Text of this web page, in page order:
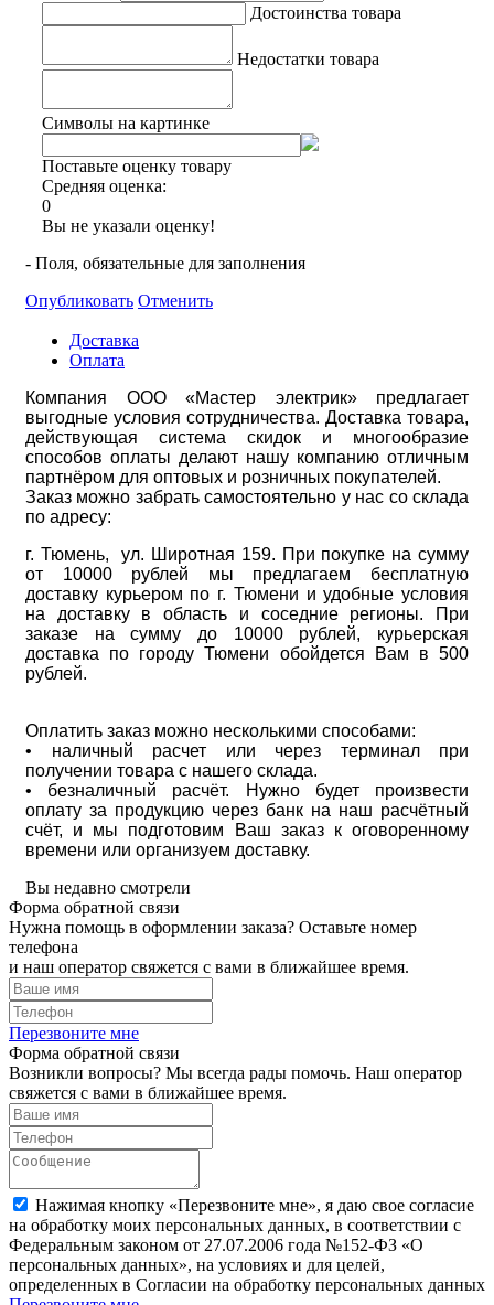
Достоинства товара
Недостатки товара
Символы на картинке
Поставьте оценку товару
Средняя оценка:
0
Вы не указали оценку!
- Поля, обязательные для заполнения
Опубликовать Отменить
Доставка
Оплата
Компания ООО «Мастер электрик» предлагает
выгодные условия сотрудничества. Доставка товара,
действующая система скидок и многообразие
способов оплаты делают нашу компанию отличным
партнёром для оптовых и розничных покупателей.
Заказ можно забрать самостоятельно у нас со склада
по адресу:
г. Тюмень, ул. Широтная 159. При покупке на сумму
от 10000 рублей мы предлагаем бесплатную
доставку курьером по г. Тюмени и удобные условия
на доставку в область и соседние регионы. При
заказе на сумму до 10000 рублей, курьерская
доставка по городу Тюмени обойдется Вам в 500
рублей.
Оплатить заказ можно несколькими способами:
• наличный расчет или через терминал при
получении товара с нашего склада.
• безналичный расчёт. Нужно будет произвести
оплату за продукцию через банк на наш расчётный
счёт, и мы подготовим Ваш заказ к оговоренному
времени или организуем доставку.
Вы недавно смотрели
Форма обратной связи
Нужна помощь в оформлении заказа? Оставьте номер
телефона
и наш оператор свяжется с вами в ближайшее время.
Перезвоните мне
Форма обратной связи
Возникли вопросы? Мы всегда рады помочь. Наш оператор
свяжется с вами в ближайшее время.
Нажимая кнопку «Перезвоните мне», я даю свое согласие
на обработку моих персональных данных, в соответствии с
Федеральным законом от 27.07.2006 года №152-ФЗ «О
персональных данных», на условиях и для целей,
определенных в Согласии на обработку персональных данных